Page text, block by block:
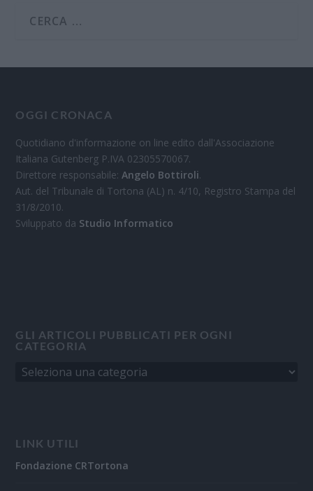
OGGI CRONACA
Quotidiano d'informazione on line edito dall'Associazione
Italiana Gutenberg P.IVA 02305570067.
Direttore responsabile:Angelo Bottiroli.
Aut. del Tribunale di Tortona (AL) n. 4/10, Registro Stampa del
31/8/2010.
Sviluppato da Studio Informatico
GLI ARTICOLI PUBBLICATI PER OGNI
CATEGORIA
LINK UTILI
Fondazione CRTortona